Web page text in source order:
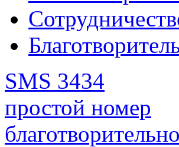
SMS 3434
простой номер